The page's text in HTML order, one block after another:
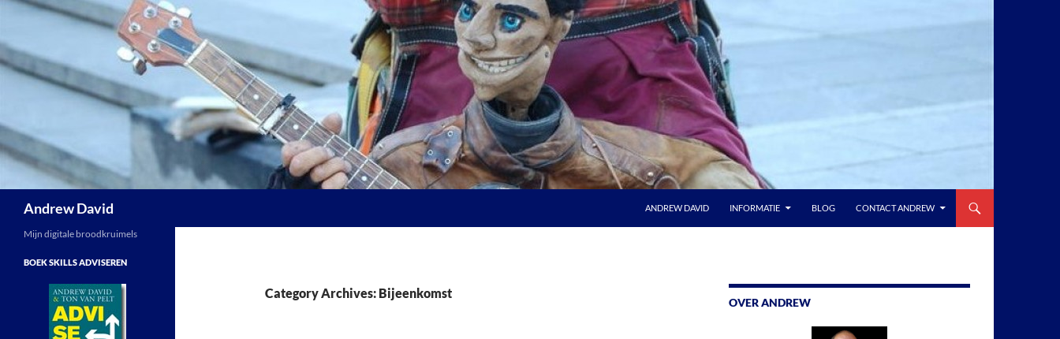
Skip
content
Andrew David ANDREW DAVID INFORMATIE BLOG CONTACT ANDREW
Category Archives: Bijeenkomst
OVER ANDREW
Mijn digitale broodkruimels
BOEK SKILLS ADVISEREN